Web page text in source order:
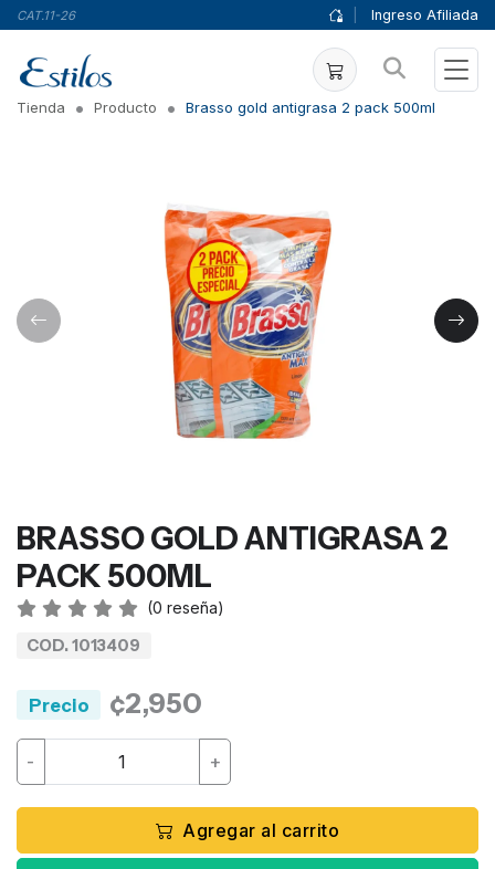
CAT.11-26 Ingreso Afiliada
Tienda Producto Brasso gold antigrasa 2 pack 500ml
BRASSO GOLD ANTIGRASA 2
PACK 500ML
(0 reseña)
COD. 1013409
Precio ¢2,950
- +
Agregar al carrito